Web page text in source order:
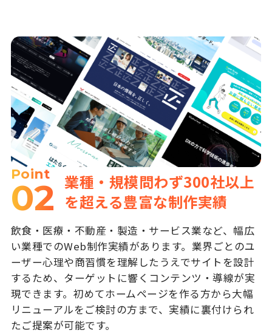
Point
02 業種・規模問わず300社以上
を超える豊富な制作実績
飲食・医療・不動産・製造・サービス業など、幅広
い業種でのWeb制作実績があります。業界ごとのユ
ーザー心理や商習慣を理解したうえでサイトを設計
するため、ターゲットに響くコンテンツ・導線が実
現できます。初めてホームページを作る方から大幅
リニューアルをご検討の方まで、実績に裏付けられ
たご提案が可能です。